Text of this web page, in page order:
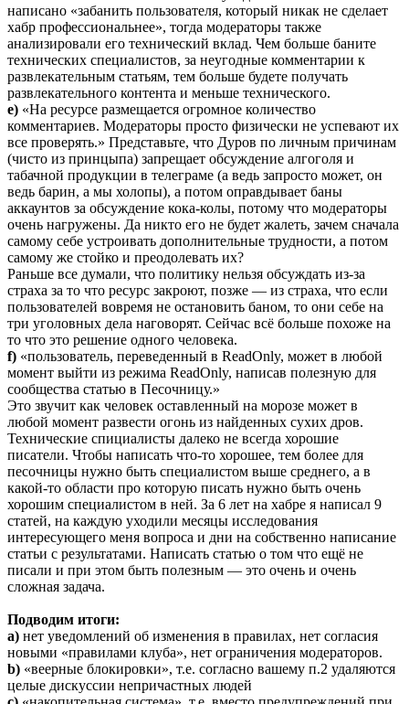
написано «забанить пользователя, который никак не сделает
хабр профессиональнее», тогда модераторы также
анализировали его технический вклад. Чем больше баните
технических специалистов, за неугодные комментарии к
развлекательным статьям, тем больше будете получать
развлекательного контента и меньше технического.
e) «На ресурсе размещается огромное количество
комментариев. Модераторы просто физически не успевают их
все проверять.» Представьте, что Дуров по личным причинам
(чисто из принцыпа) запрещает обсуждение алгоголя и
табачной продукции в телеграме (а ведь запросто может, он
ведь барин, а мы холопы), а потом оправдывает баны
аккаунтов за обсуждение кока-колы, потому что модераторы
очень нагружены. Да никто его не будет жалеть, зачем сначала
самому себе устроивать дополнительные трудности, а потом
самому же стойко и преодолевать их?
Раньше все думали, что политику нельзя обсуждать из-за
страха за то что ресурс закроют, позже — из страха, что если
пользователей вовремя не остановить баном, то они себе на
три уголовных дела наговорят. Сейчас всё больше похоже на
то что это решение одного человека.
f) «пользователь, переведенный в ReadOnly, может в любой
момент выйти из режима ReadOnly, написав полезную для
сообщества статью в Песочницу.»
Это звучит как человек оставленный на морозе может в
любой момент развести огонь из найденных сухих дров.
Технические спициалисты далеко не всегда хорошие
писатели. Чтобы написать что-то хорошее, тем более для
песочницы нужно быть специалистом выше среднего, а в
какой-то области про которую писать нужно быть очень
хорошим специалистом в ней. За 6 лет на хабре я написал 9
статей, на каждую уходили месяцы исследования
интересующего меня вопроса и дни на собственно написание
статьи с результатами. Написать статью о том что ещё не
писали и при этом быть полезным — это очень и очень
сложная задача.
Подводим итоги:
a) нет уведомлений об изменения в правилах, нет согласия
новыми «правилами клуба», нет ограничения модераторов.
b) «веерные блокировки», т.е. согласно вашему п.2 удаляются
целые дискуссии непричастных людей